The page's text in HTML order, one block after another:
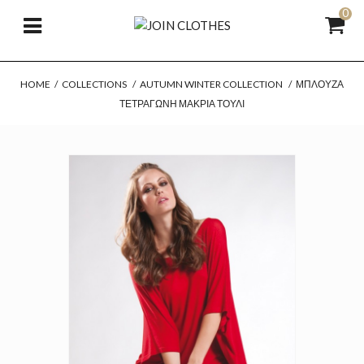
0
HOME / COLLECTIONS / AUTUMN WINTER COLLECTION / ΜΠΛΟΎΖΑ
ΤΕΤΡΆΓΩΝΗ ΜΑΚΡΙΆ ΤΟΎΛΙ